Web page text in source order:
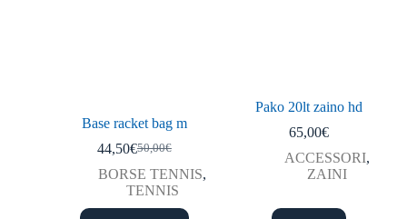
Base racket bag m
50,00€
44,50€
BORSE TENNIS,
TENNIS
Pako 20lt zaino hd
65,00€
ACCESSORI,
ZAINI